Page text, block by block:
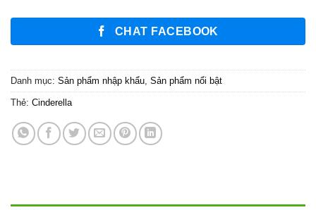
CHAT FACEBOOK
Danh mục: Sản phẩm nhập khẩu Sản phẩm nổi bật
Thẻ: Cinderella